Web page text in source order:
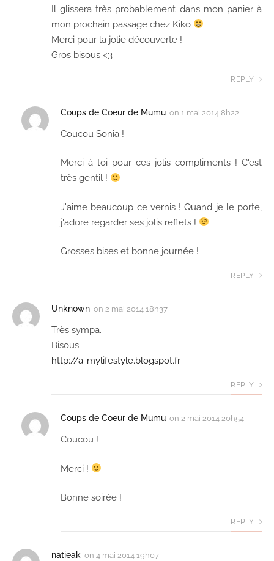
Il glissera très probablement dans mon panier à
mon prochain passage chez Kiko
Merci pour la jolie découverte !
Gros bisous <3
REPLY
Coups de Coeur de Mumu on 1 mai 2014 8h22
Coucou Sonia !
Merci à toi pour ces jolis compliments ! C'est
très gentil !
J'aime beaucoup ce vernis ! Quand je le porte,
j'adore regarder ses jolis reflets !
Grosses bises et bonne journée !
REPLY
Unknown on 2 mai 2014 18h37
Très sympa.
Bisous
http://a-mylifestyle.blogspot.fr
REPLY
Coups de Coeur de Mumu on 2 mai 2014 20h54
Coucou !
Merci !
Bonne soirée !
REPLY
natieak on 4 mai 2014 19h07